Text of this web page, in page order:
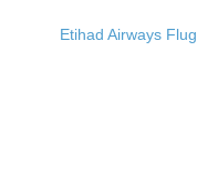
Etihad Airways Flug